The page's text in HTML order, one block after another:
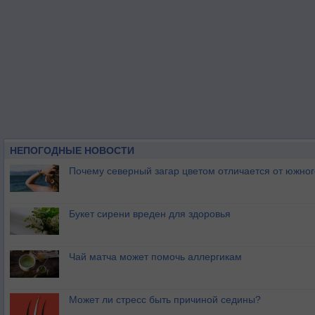
НЕПОГОДНЫЕ НОВОСТИ
Почему северный загар цветом отличается от
Букет сирени вреден для здоровья
Чай матча может помочь аллергикам
Может ли стресс быть причиной седины?